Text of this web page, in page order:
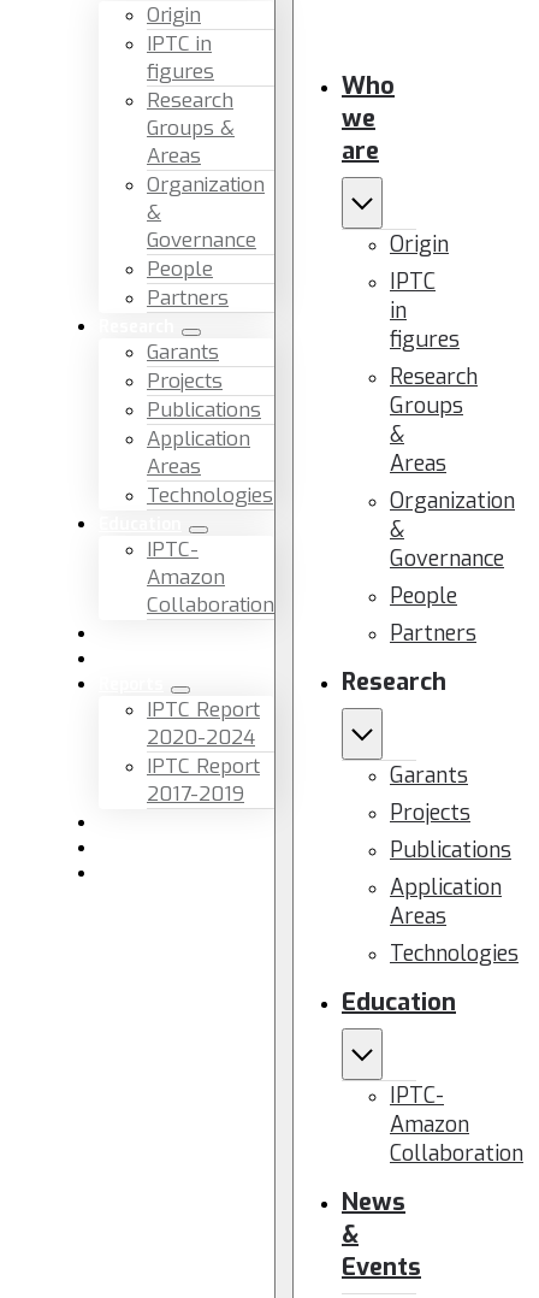
Origin
IPTC in
figures
Research
Groups &
Areas
Organization
&
Governance
People
Partners
Garants
Projects
Publications
Application
Areas
Technologies
IPTC-
Amazon
Collaboration
IPTC Report
2020-2024
IPTC Report
2017-2019
Who
we
are
Origin
IPTC
in
figures
Research
Groups
&
Areas
Organization
&
Governance
People
Partners
Research
Garants
Projects
Publications
Application
Areas
Technologies
Education
IPTC-
Amazon
Collaboration
News
&
Events